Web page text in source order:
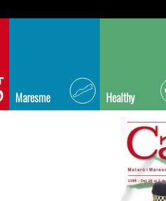
Maresme Healthy